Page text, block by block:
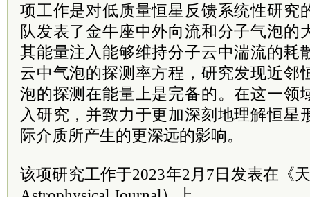
项工作是对低质量恒星反馈系统性研究
队发表了金牛座中外向流和分子气泡的
其能量注入能够维持分子云中湍流的耗
云中气泡的探测率方程，研究发现近邻
泡的探测在能量上是完备的。在这一领
入研究，并致力于更加深刻地理解恒星
际介质所产生的更深远的影响。
该项研究工作于2023年2月7日发表在《